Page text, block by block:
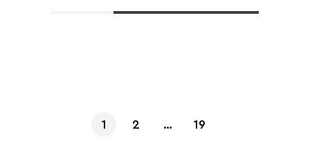
1 2 … 19